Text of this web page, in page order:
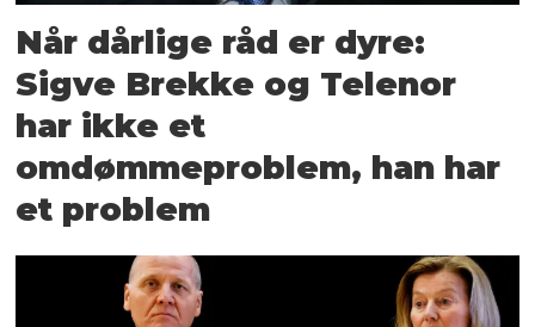
Når dårlige råd er dyre:
Sigve Brekke og Telenor
har ikke et
omdømmeproblem, han har
et problem